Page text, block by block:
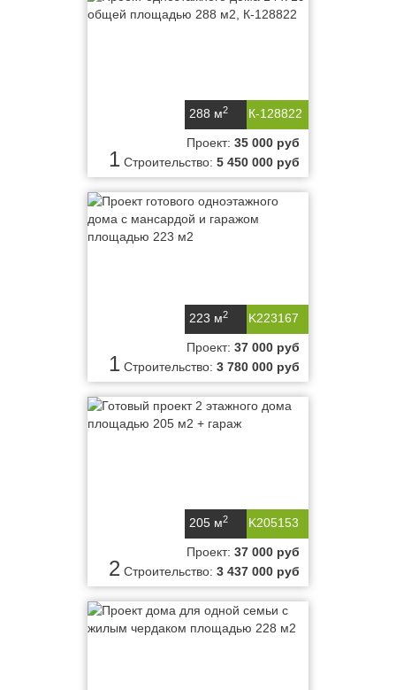
К-128822
288 м2
1
Проект: 35 000 руб
Строительство: 5 450 000 руб
K223167
223 м2
1
Проект: 37 000 руб
Строительство: 3 780 000 руб
K205153
205 м2
2
Проект: 37 000 руб
Строительство: 3 437 000 руб